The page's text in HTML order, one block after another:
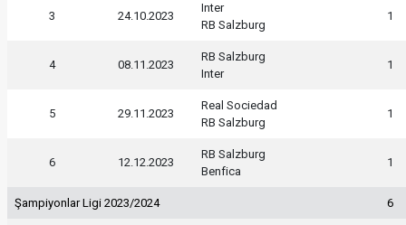
3 24.10.2023
Inter
RB Salzburg
1
4 08.11.2023
RB Salzburg
Inter
1
5 29.11.2023
Real Sociedad
RB Salzburg
1
6 12.12.2023
RB Salzburg
Benfica
1
Şampiyonlar Ligi 2023/2024 6